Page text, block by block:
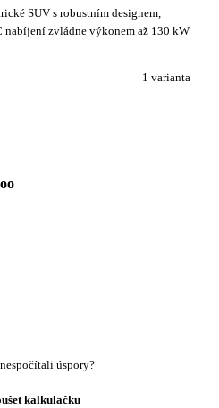
SUV s robustním designem,
nabíjení zvládne výkonem až 130 kW
1 varianta
úspory?
kalkulačku